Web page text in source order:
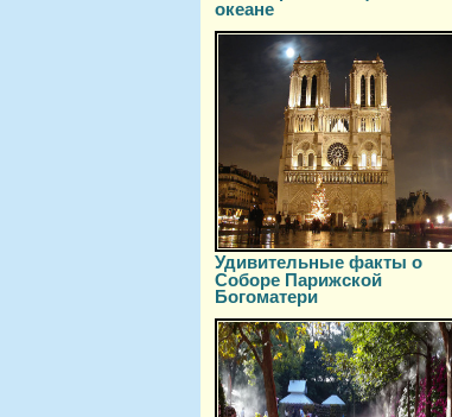
океане
Удивительные факты о
Соборе Парижской
Богоматери